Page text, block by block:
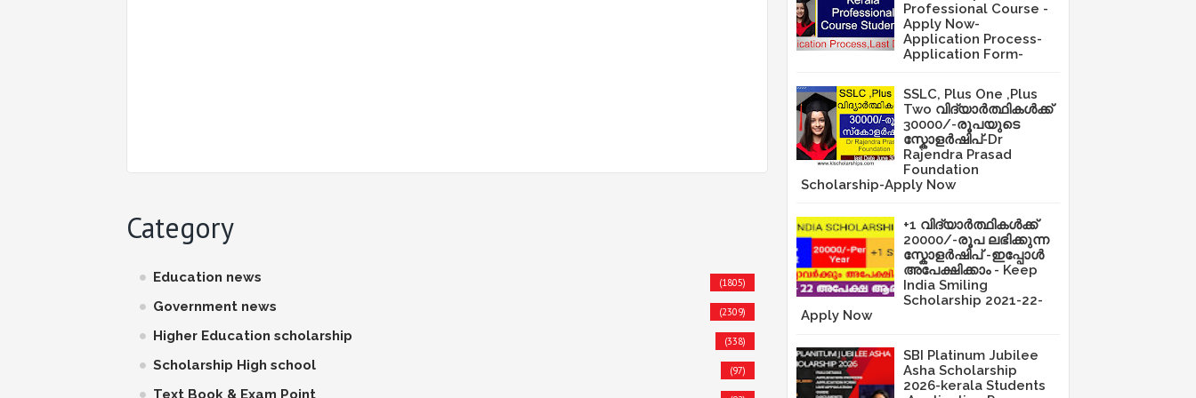
Category
Education news (1805)
Government news (2309)
Higher Education scholarship (338)
Scholarship High school (97)
Text Book & Exam Point
Professional Course -
Apply Now-
Application Process-
Application Form-
SSLC, Plus One ,Plus
Two വിദ്യാർത്ഥികൾക്ക്
30000/-രൂപയുടെ
സ്കോളർഷിപ്-Dr
Rajendra Prasad
Foundation
Scholarship-Apply Now
+1 വിദ്യാർത്ഥികൾക്ക്
20000/-രൂപ ലഭിക്കുന്ന
സ്കോളർഷിപ് -ഇപ്പോൾ
അപേക്ഷിക്കാം - Keep
India Smiling
Scholarship 2021-22-
Apply Now
SBI Platinum Jubilee
Asha Scholarship
2026-kerala Students